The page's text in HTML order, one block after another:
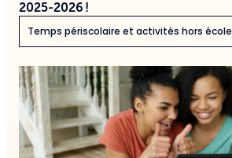
2025-2026 !
Temps périscolaire et activités hors école